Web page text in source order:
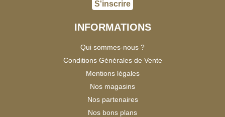
S'inscrire
INFORMATIONS
Qui sommes-nous ?
Conditions Générales de Vente
Mentions légales
Nos magasins
Nos partenaires
Nos bons plans